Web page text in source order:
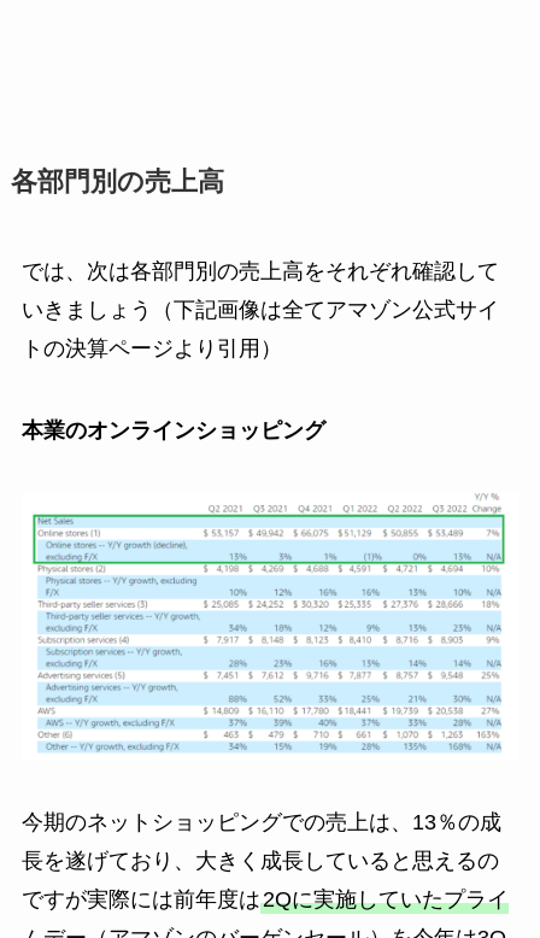
各部門別の売上高
では、次は各部門別の売上高をそれぞれ確認して
いきましょう（下記画像は全てアマゾン公式サイ
トの決算ページより引用）
本業のオンラインショッピング
今期のネットショッピングでの売上は、13％の成
長を遂げており、大きく成長していると思えるの
ですが実際には前年度は2Qに実施していたプライ